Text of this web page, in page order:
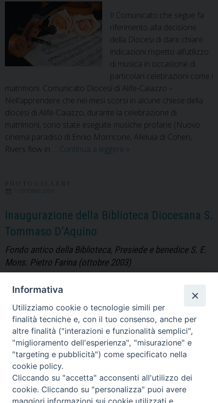
Il Comunicato che segue fa
riferimento alla decisione
della Diocesi di dare chiare
indicazioni rispetto all’utilizzo
di musica in occasione di
particolari celebrazioni come i
matrimoni. Comunicato Diocesi di Alife-Caiazzo –
Nell’apprendere che nei mesi scorsi in alcune chiese della
diocesi di Alife-Caiazzo, durante la celebrazione di
matrimoni, sono state eseguite musiche profane (Nuovo
cinema paradiso di Ennio Morricone, Alleluia di Cohen,
Rivers flow in … Continua a leggere Matrimoni.
Comunicato
sul
durante
le
celebrazioni
»
11 OTTOBRE 2003
Inaugurazione della Biblioteca Diocesana S.
Tommaso D’Aquino
Fondo antico della Biblioteca, Presiede e benedice S. E.
Mons. Pietro Farina (ottobre 2003)
Informativa
Utilizziamo cookie o tecnologie simili per
finalità tecniche e, con il tuo consenso, anche per
altre finalità ("interazioni e funzionalità semplici",
"miglioramento dell'esperienza", "misurazione" e
"targeting e pubblicità") come specificato nella
cookie policy.
Cliccando su "accetta" acconsenti all'utilizzo dei
cookie. Cliccando su "personalizza" puoi avere